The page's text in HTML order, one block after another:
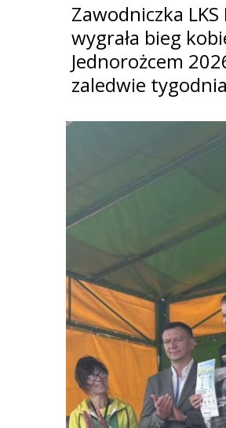
Zawodniczka
wygrała bieg
Jednorożcem
zaledwie